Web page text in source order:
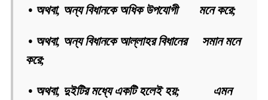
• অথবা, অন্য বিধানকে অধিক উপযোগী মনে করে;
• অথবা, অন্য বিধানকে আল্লাহর বিধানের সমান মনে
করে;
• অথবা, দুইটির মধ্যে একটি হলেই হয়; এমন